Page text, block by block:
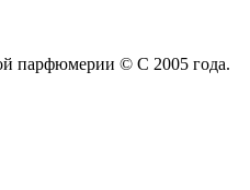
парфюмерии © С 2005 года.